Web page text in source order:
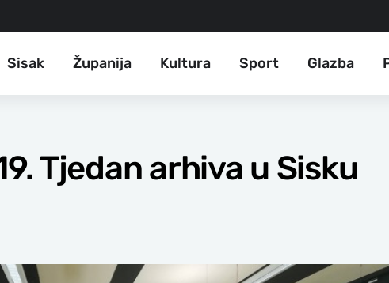
Sisak Županija Kultura Sport Glazba
Tjedan arhiva u Sisku